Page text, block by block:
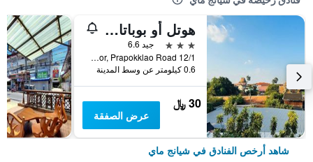
هوتل أو بوباتارا تشيانغماي
3 نجوم
جيد 6.6
12/1 Soi 4 Kor, Prapokklao Road, شيانج ماي, تايلاند
0.6 كيلومتر عن وسط المدينة
30 ﷼
عرض الصفقة
شاهد أرخص الفنادق في شيانج ماي